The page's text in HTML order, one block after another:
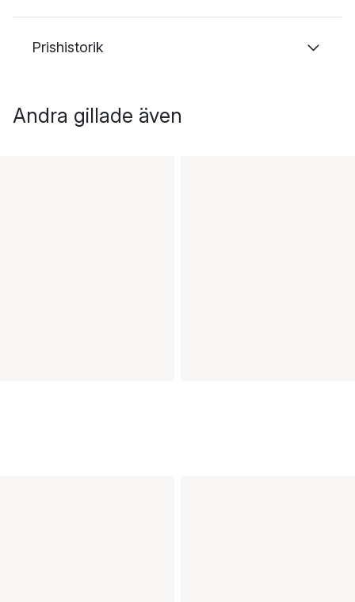
Prishistorik
Andra gillade även